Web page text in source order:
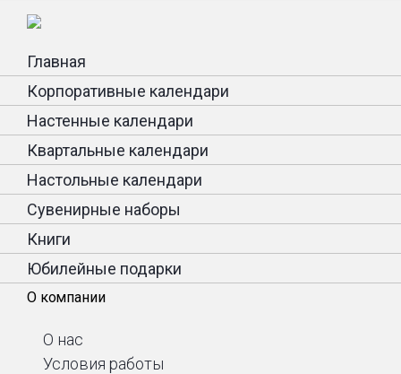
Главная
Корпоративные календари
Настенные календари
Квартальные календари
Настольные календари
Сувенирные наборы
Книги
Юбилейные подарки
О компании
О нас
Условия работы